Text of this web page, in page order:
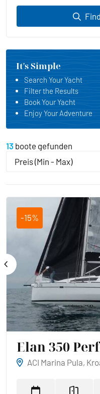
It's Simple
Search Your Yacht
Filter the Results
Book Your Yacht
Enjoy Your Adventure
13 boote gefunden
Preis (Min - Max)
-15%
Elan 350
November
ACI Marina Pula,